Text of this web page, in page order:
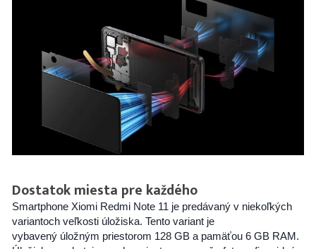
Dostatok miesta pre každého
Smartphone Xiomi Redmi Note 11 je predávaný v niekoľkých
variantoch veľkosti úložiska. Tento variant je
vybavený úložným priestorom 128 GB a pamäťou 6 GB RAM.